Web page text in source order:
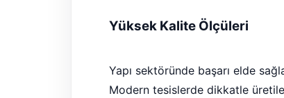
Yüksek Kalite Ölçüleri
Yapı sektöründe başarı elde
Modern tesislerde dikkatle